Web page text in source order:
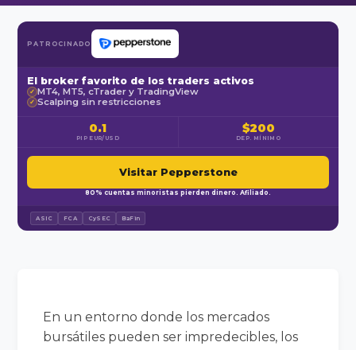
PATROCINADO
El broker favorito de los traders activos
✓ MT4, MT5, cTrader y TradingView
✓ Scalping sin restricciones
0.1
PIP EUR/USD
$200
DEP. MÍNIMO
Visitar Pepperstone
80% cuentas minoristas pierden dinero. Afiliado.
ASIC FCA CySEC BaFin
En un entorno donde los mercados
bursátiles pueden ser impredecibles, los